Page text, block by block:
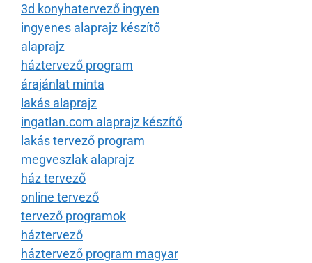
3d konyhatervező ingyen
ingyenes alaprajz készítő
alaprajz
háztervező program
árajánlat minta
lakás alaprajz
ingatlan.com alaprajz készítő
lakás tervező program
megveszlak alaprajz
ház tervező
online tervező
tervező programok
háztervező
háztervező program magyar